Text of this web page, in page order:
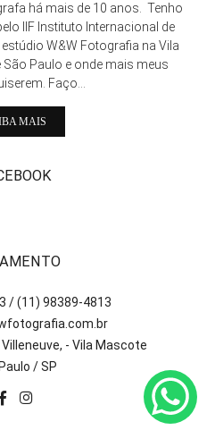
há mais de 10 anos. Tenho
IIF Instituto Internacional de
W&W Fotografia na Vila
Paulo e onde mais meus
Faço...
MAIS
/ (11) 98389-4813
- Vila Mascote
/ SP